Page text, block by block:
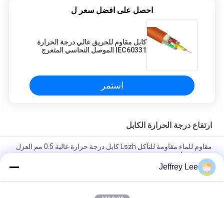
احصل على افضل سعر ل
كابل مقاوم للحريق عالي درجة الحرارة
IEC60331 الموصل النحاسي المتعرج
استمر
ارتفاع درجة الحرارة الكابل
مقاوم للماء مقاومة للتآكل Lszh كابل درجة حرارة عالية 0.5 مم العزل
سترة سوداء
المتعرج
Jeffrey Lee